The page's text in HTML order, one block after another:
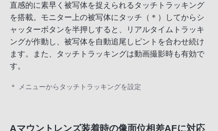
直感的に素早く被写体を捉えられるタッチトラッキング
を搭載。モニター上の被写体にタッチ（＊）してからシ
ャッターボタンを半押しすると、リアルタイムトラッキ
ングが作動し、被写体を自動追尾しピントを合わせ続け
ます。また、タッチトラッキングは動画撮影時も有効で
す。
＊ メニューからタッチトラッキングを設定
Aマウントレンズ装着時の像面位相差AFに対応